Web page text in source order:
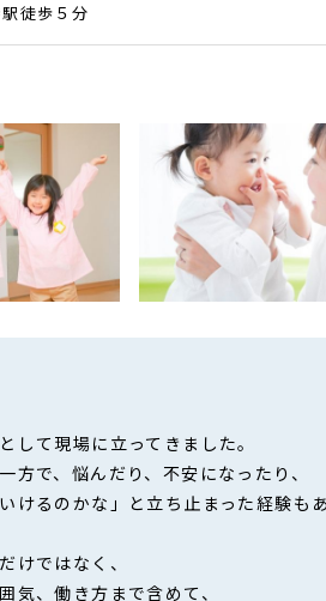
徒歩５分
して現場に立ってきました。
方で、悩んだり、不安になったり、
けるのかな」と立ち止まった経験もあ
けではなく、
気、働き方まで含めて、